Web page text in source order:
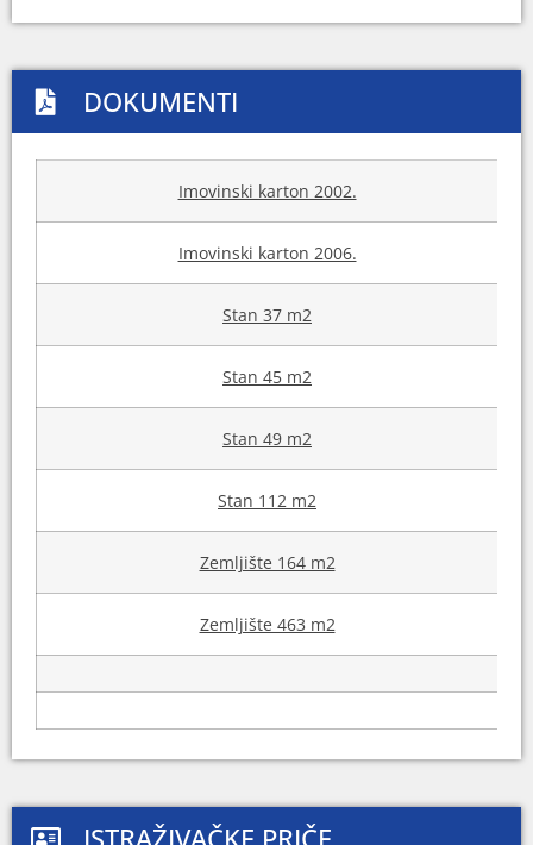
DOKUMENTI
Imovinski karton 2002.
Imovinski karton 2006.
Stan 37 m2
Stan 45 m2
Stan 49 m2
Stan 112 m2
Zemljište 164 m2
Zemljište 463 m2